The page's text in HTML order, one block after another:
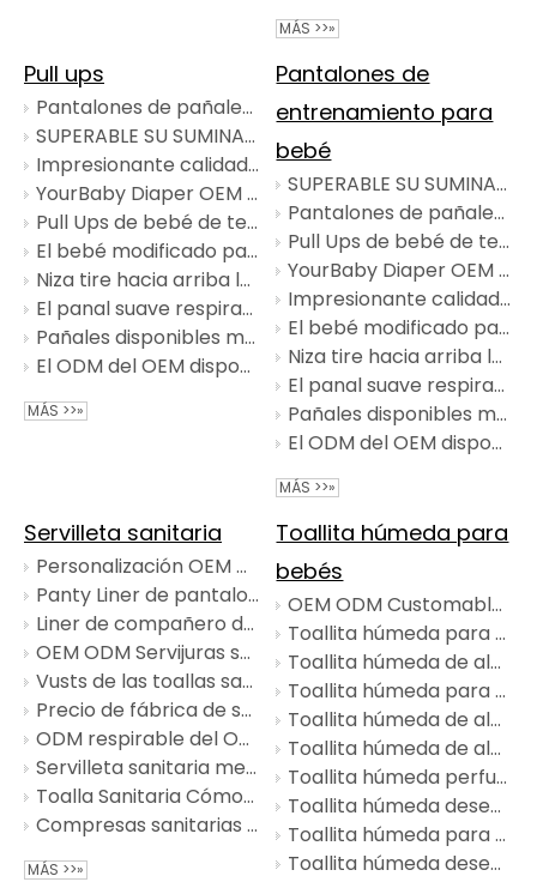
MÁS >>»
Pull ups
Pantalones de pañales para bebés de buena calidad pantalones de entrenamiento OEM ODM Nappies personalizados Pañal al por mayor
SUPERABLE SU SUMINACIÓN ALIMENTILLA SUPERFICIO ALGODA PANDO DEL BEBÉ BEBINO
Impresionante calidad Tianjiao Nice Baby Diaper Pull Up Training Pant Diapers
YourBaby Diaper OEM ODM personalizado Desechable al por mayor de pañales para bebés
Pull Ups de bebé de tela hidrofílica suave para la noche
El bebé modificado para requisitos particulares disponible del ODM del OEM del grado de Homebaby levanta los pañales de las bragas
Niza tire hacia arriba los pañales baratos al por mayor disponibles del pañal del bebé
El panal suave respirable soñoliento al por mayor disponible del arreglo para requisitos particulares un grado levanta los pañales del bebé
Pañales disponibles modificados para requisitos particulares ODM del bebé de la absorción estupenda suave respirable del OEM
El ODM del OEM disponible levanta los pañales del bebé de los pantalones de entrenamiento para los niños
MÁS >>»
Pantalones de
entrenamiento para
bebé
SUPERABLE SU SUMINACIÓN ALIMENTILLA SUPERFICIO ALGODA PANDO DEL BEBÉ BEBINO
Pantalones de pañales para bebés de buena calidad pantalones de entrenamiento OEM ODM Nappies personalizados Pañal al por mayor
Pull Ups de bebé de tela hidrofílica suave para la noche
YourBaby Diaper OEM ODM personalizado Desechable al por mayor de pañales para bebés
Impresionante calidad Tianjiao Nice Baby Diaper Pull Up Training Pant Diapers
El bebé modificado para requisitos particulares disponible del ODM del OEM del grado de Homebaby levanta los pañales de las bragas
Niza tire hacia arriba los pañales baratos al por mayor disponibles del pañal del bebé
El panal suave respirable soñoliento al por mayor disponible del arreglo para requisitos particulares un grado levanta los pañales del bebé
Pañales disponibles modificados para requisitos particulares ODM del bebé de la absorción estupenda suave respirable del OEM
El ODM del OEM disponible levanta los pañales del bebé de los pantalones de entrenamiento para los niños
MÁS >>»
Servilleta sanitaria
Personalización OEM ODM ALGODY ALIMENTABLE ANIO ANTIVO LADY Mujer Paty Liner 185 mm
Panty Liner de pantalones cómodos al por mayor para mujeres 350 mm
Liner de compañero de ayuda absorbente para chicas dama 415 mm
OEM ODM Servijuras sanitarias personalizadas Pads desechables transpirables para mujeres
Vusts de las toallas sanitarias suaves y personalizadas
Precio de fábrica de señora Panty del ODM del OEM de las bragas del período de la buena calidad
ODM respirable del OEM de las servilletas sanitarias del anión del algodón
Servilleta sanitaria menstrual para adultos
Toalla Sanitaria Cómoda Para Mujer al por mayor
Compresas sanitarias desechables transpirables para mujeres a granel
MÁS >>»
Toallita húmeda para
bebés
OEM ODM Customable desechable Bebé Toallitas húmedas al por mayor
Toallita húmeda para bebés certificada de alta calidad para eliminar la suciedad
Toallita húmeda de algodón de alta calidad para limpiar
Toallita húmeda para bebé certificada de algodón para limpieza
Toallita húmeda de algodón de alta calidad para bebé para la cara
Toallita húmeda de algodón suave para bebés para desinfectar
Toallita húmeda perfumada suave para bebés para desinfectar
Toallita húmeda desechable certificada para bebés para limpiar
Toallita húmeda para bebé de algodón sin perfume para glúteos
Toallita húmeda desechable de papel para bebé para limpiar